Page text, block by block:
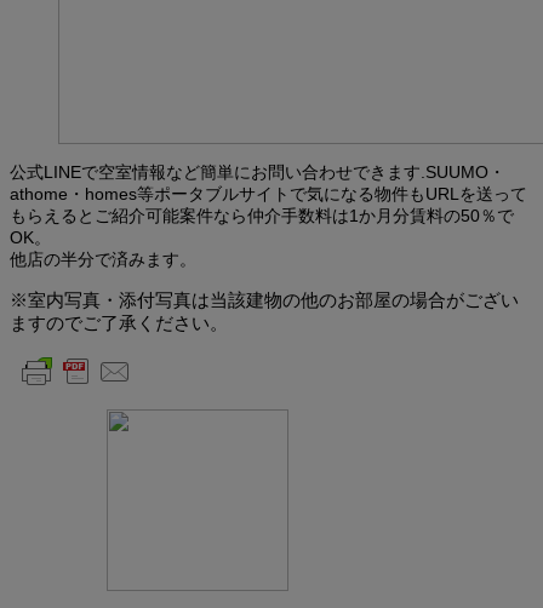
公式LINEで空室情報など簡単にお問い合わせできます.SUUMO・
athome・homes等ポータブルサイトで気になる物件もURLを送って
もらえるとご紹介可能案件なら仲介手数料は1か月分賃料の50％で
OK。
他店の半分で済みます。
※室内写真・添付写真は当該建物の他のお部屋の場合がござい
ますのでご了承ください。